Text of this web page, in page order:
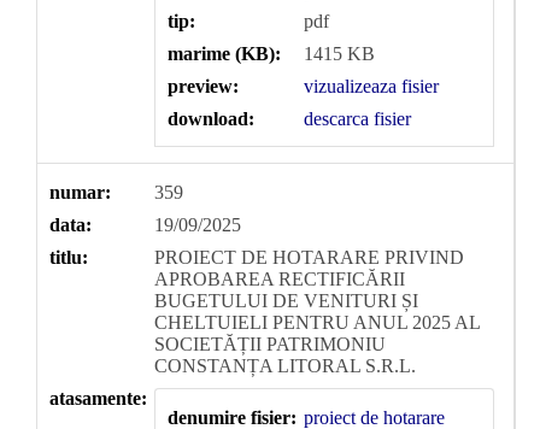
tip:
pdf
marime (KB):
1415 KB
preview:
vizualizeaza fisier
download:
descarca fisier
numar:
359
data:
19/09/2025
titlu:
PROIECT DE HOTARARE PRIVIND
APROBAREA RECTIFICĂRII
BUGETULUI DE VENITURI ȘI
CHELTUIELI PENTRU ANUL 2025 AL
SOCIETĂȚII PATRIMONIU
CONSTANȚA LITORAL S.R.L.
atasamente:
denumire fisier: proiect de hotarare